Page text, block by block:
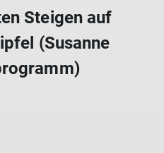
Steigen auf
(Susanne